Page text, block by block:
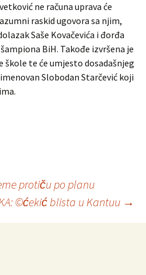
ne računa uprava će
raskid ugovora sa njim,
Saše Kovačevića i đorđa
BiH. Takođe izvršena je
škole te će umjesto dosadašnjeg
Slobodan Starčević koji
protiču po planu
©ćekić blista u Kantuu →